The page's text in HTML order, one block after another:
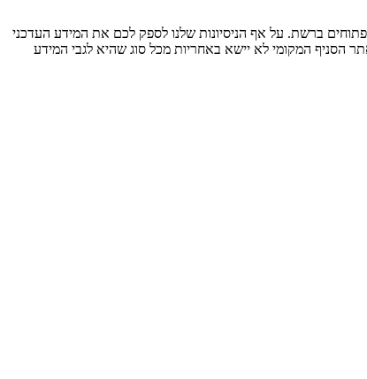
ברשת. על אף הניסיונות שלנו לספק לכם את המידע העדכני
הסניף המקומי לא יישא באחריות מכל סוג שהיא לגבי המידע